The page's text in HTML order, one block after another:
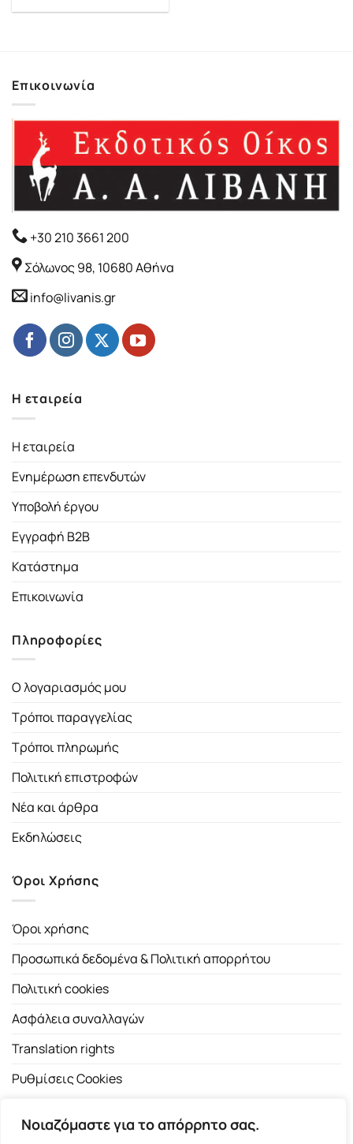
Νοιαζόμαστε για το απόρρητο σας.
Επικοινωνία
+30 210 3661 200
Σόλωνος 98, 10680 Αθήνα
info@livanis.gr
Η εταιρεία
Η εταιρεία
Ενημέρωση επενδυτών
Υποβολή έργου
Εγγραφή B2B
Κατάστημα
Επικοινωνία
Πληροφορίες
Ο λογαριασμός μου
Τρόποι παραγγελίας
Τρόποι πληρωμής
Πολιτική επιστροφών
Νέα και άρθρα
Εκδηλώσεις
Όροι Χρήσης
Όροι χρήσης
Προσωπικά δεδομένα & Πολιτική απορρήτου
Πολιτική cookies
Ασφάλεια συναλλαγών
Translation rights
Ρυθμίσεις Cookies